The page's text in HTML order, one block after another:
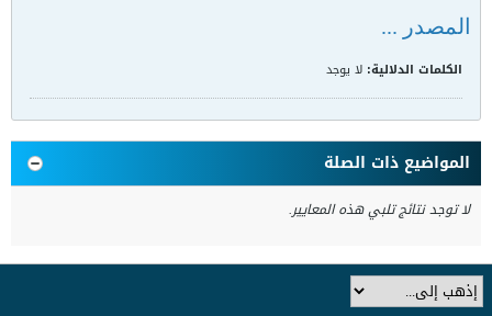
المصدر ...
الكلمات الدلالية: لا يوجد
المواضيع ذات الصلة
لا توجد نتائج تلبي هذه المعايير.